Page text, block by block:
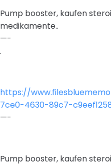
Pump booster, kaufen
medikamente..
—-
.
https://
7ce0-4630-89c7-
—-
Pump booster, kaufen